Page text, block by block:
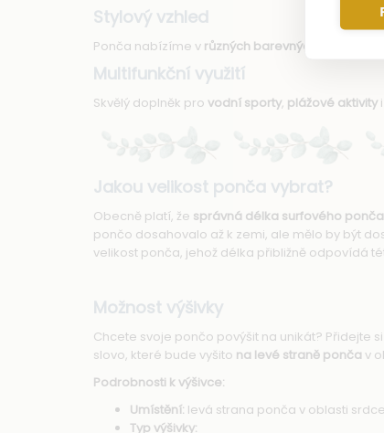
Stylový vzhled
Ponča nabízíme v různých barevných variantách
Multifunkční využití
Skvělý doplněk pro vodní sporty, plážové aktivity
Jakou velikost ponča vybrat?
Obecně platí, že správná délka surfového ponča
pončo dosahovalo až k zemi, ale mělo by být
velikost ponča, jehož délka přibližně odpovídá
Možnost výšivky
Chcete svoje pončo povýšit na unikát? Přidejte
slovo, které bude vyšito na levé straně ponča v
Podrobnosti k výšivce:
Umístění: levá strana ponča v oblasti srdce
Typ výšivky: